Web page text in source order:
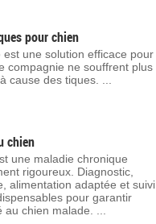
pour chien
est une solution efficace pour
compagnie ne souffrent plus
cause des tiques. ...
chien
une maladie chronique
rigoureux. Diagnostic,
alimentation adaptée et suivi
pour garantir
chien malade. ...